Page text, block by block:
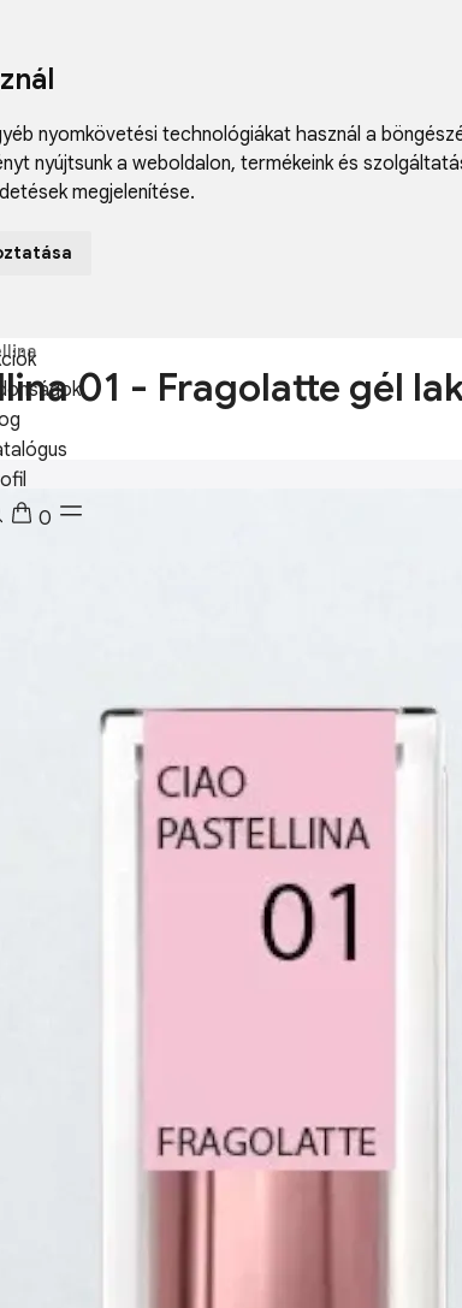
nyomkövetési technológiákat használ a
nyújtsunk a weboldalon, termékeink és
megjelenítése.
0
01 - Fragolatte gél